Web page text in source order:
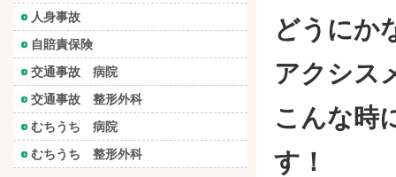
どうにか
アクシス
こんな時
す！
人身事故
自賠責保険
交通事故 病院
交通事故 整形外科
むちうち 病院
むちうち 整形外科